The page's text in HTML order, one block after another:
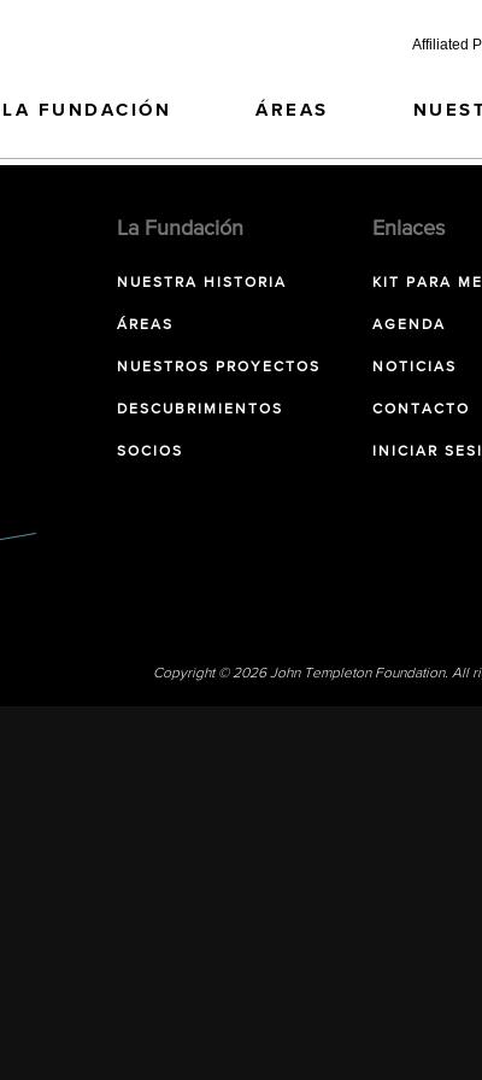
Affiliated
LA FUNDACIÓN ÁREAS
La Fundación
NUESTRA HISTORIA
ÁREAS
NUESTROS PROYECTOS
DESCUBRIMIENTOS
SOCIOS
Enlaces
KIT PARA
AGENDA
NOTICIAS
CONTACTO
INICIAR
Copyright © 2026 John Templeton Foundation. All